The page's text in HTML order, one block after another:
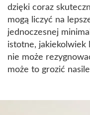
dzięki coraz
mogą liczyć na
jednoczesnej
istotne, jakiekolwiek
nie może
może to grozić